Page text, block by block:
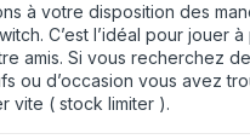
à votre disposition des
C’est l’idéal pour jouer
amis. Si vous recherchez
ou d’occasion vous avez
vite ( stock limiter ).